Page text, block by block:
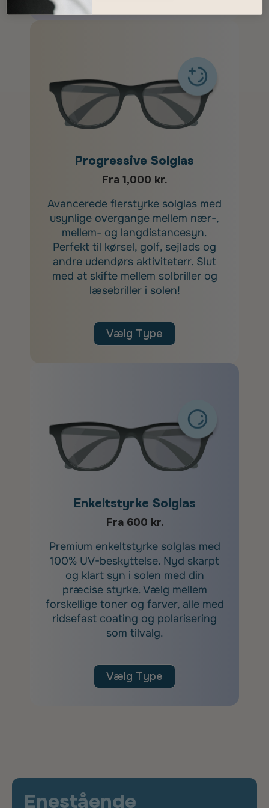
Progressive Solglas
Fra 1,000 kr.
Avancerede flerstyrke solglas med
usynlige overgange mellem nær-,
mellem- og langdistancesyn.
Perfekt til kørsel, golf, sejlads og
andre udendørs aktiviteterr. Slut
med at skifte mellem solbriller og
læsebriller i solen!
Vælg Type
Enkeltstyrke Solglas
Fra 600 kr.
Premium enkeltstyrke solglas med
100% UV-beskyttelse. Nyd skarpt
og klart syn i solen med din
præcise styrke. Vælg mellem
forskellige toner og farver, alle med
ridsefast coating og polarisering
som tilvalg.
Vælg Type
Enestående